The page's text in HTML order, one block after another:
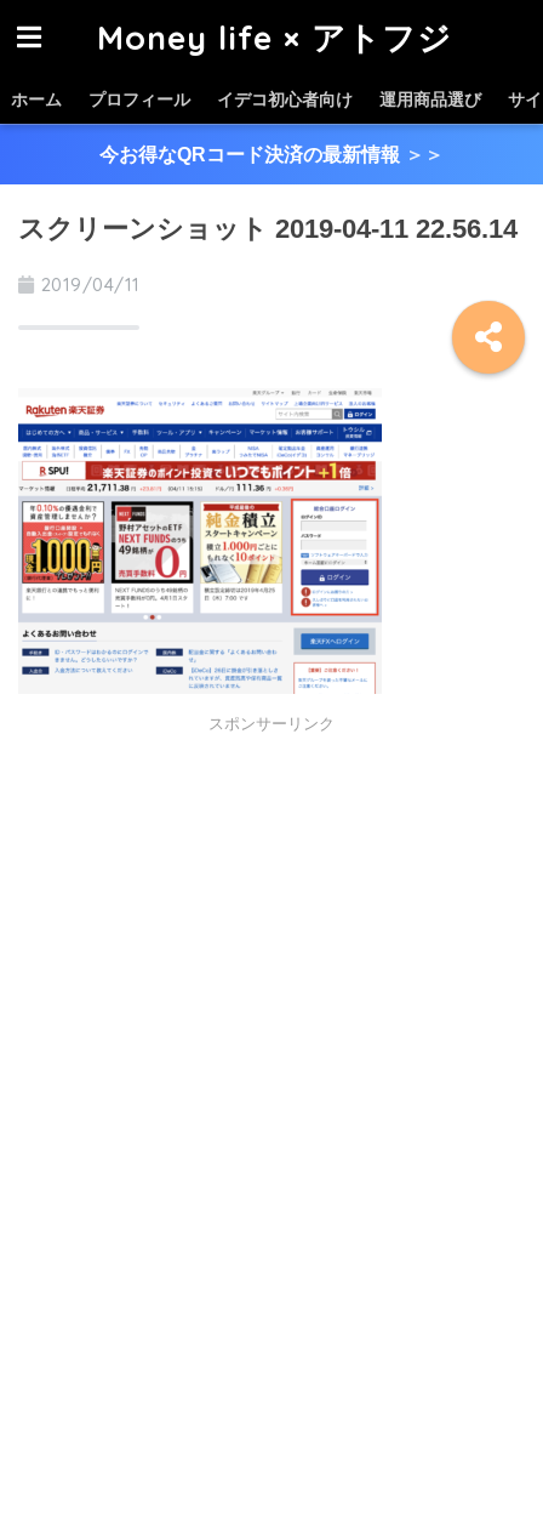
Money life × アトフジ
ホーム プロフィール イデコ初心者向け 運用商品選び サ
今お得なQRコード決済の最新情報 ＞＞
スクリーンショット 2019-04-11 22.56.14
2019/04/11
スポンサーリンク